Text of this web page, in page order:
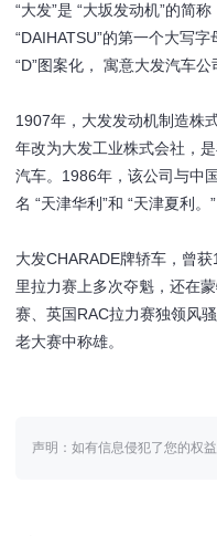
“大发”是 “大坂发动机”的简
“DAIHATSU”的第一个大写
“D”图案化， 寓意大发汽车公
1907年，大发发动机制造株
年改为大发工业株式会社，
汽车。1986年，该公司与中
名 “天津华利”和 “天津夏利。”
大发CHARADE牌轿车，曾
里拉力赛上多次夺魁，还在
赛、英国RAC拉力赛独领风
老大赛中称雄。
声明：如有信息侵犯了您的权